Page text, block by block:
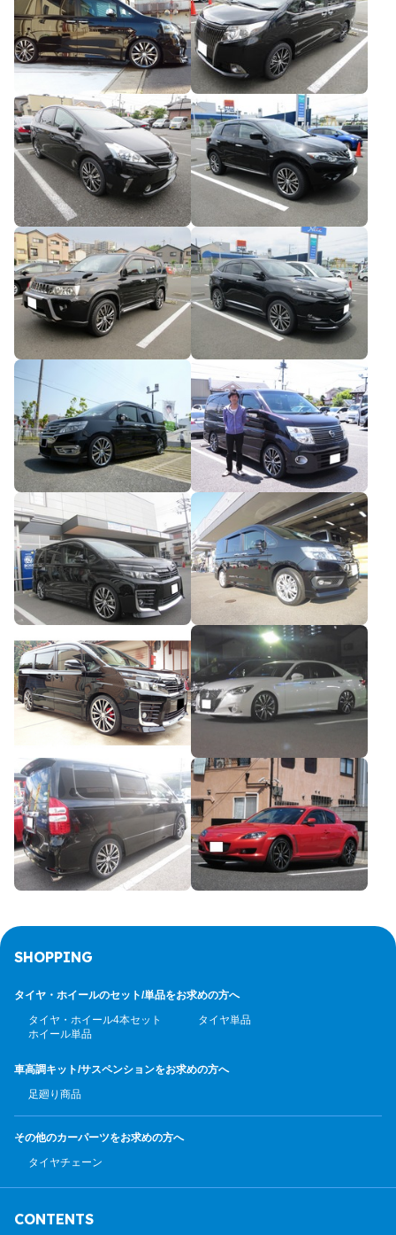
SHOPPING
タイヤ・ホイールのセット/単品をお求めの方へ
タイヤ・ホイール4本セット
タイヤ単品
ホイール単品
車高調キット/サスペンションをお求めの方へ
足廻り商品
その他のカーパーツをお求めの方へ
タイヤチェーン
CONTENTS